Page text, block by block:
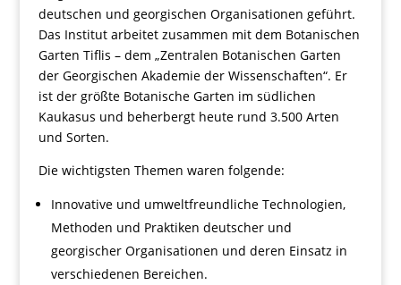
deutschen und georgischen Organisationen geführt.
Das Institut arbeitet zusammen mit dem Botanischen
Garten Tiflis – dem „Zentralen Botanischen Garten
der Georgischen Akademie der Wissenschaften“. Er
ist der größte Botanische Garten im südlichen
Kaukasus und beherbergt heute rund 3.500 Arten
und Sorten.
Die wichtigsten Themen waren folgende:
Innovative und umweltfreundliche Technologien,
Methoden und Praktiken deutscher und
georgischer Organisationen und deren Einsatz in
verschiedenen Bereichen.